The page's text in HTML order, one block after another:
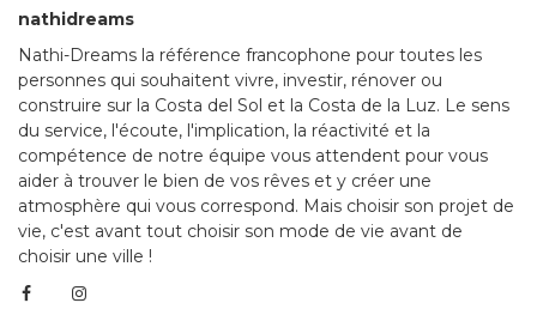
nathidreams
Nathi-Dreams la référence francophone pour toutes les
personnes qui souhaitent vivre, investir, rénover ou
construire sur la Costa del Sol et la Costa de la Luz. Le sens
du service, l'écoute, l'implication, la réactivité et la
compétence de notre équipe vous attendent pour vous
aider à trouver le bien de vos rêves et y créer une
atmosphère qui vous correspond. Mais choisir son projet de
vie, c'est avant tout choisir son mode de vie avant de
choisir une ville !